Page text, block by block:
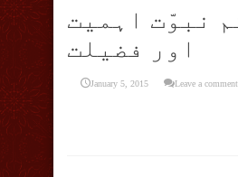
نبوّت اہمیت
اور فضیلت
January 5, 2015 Leave a comment